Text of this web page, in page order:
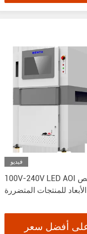
فيديو
100V-240V LED AOI معدات فحص
للمنتجات المتضررة
أفضل سعر